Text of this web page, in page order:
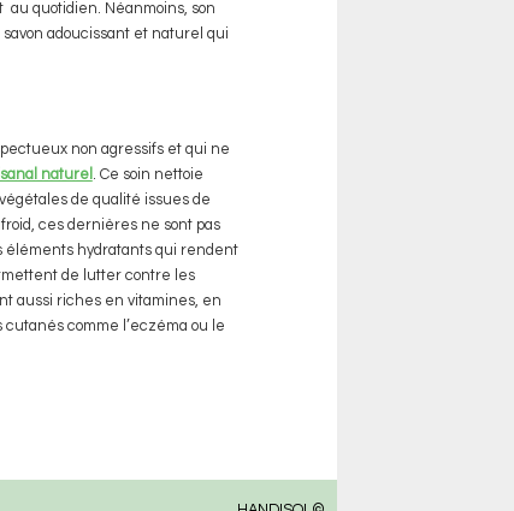
au quotidien. Néanmoins, son
adoucissant et naturel qui
non agressifs et qui ne
naturel . Ce soin nettoie
de qualité issues de
ces dernières ne sont pas
éléments hydratants qui rendent
de lutter contre les
aussi riches en vitamines, en
comme l’eczéma ou le